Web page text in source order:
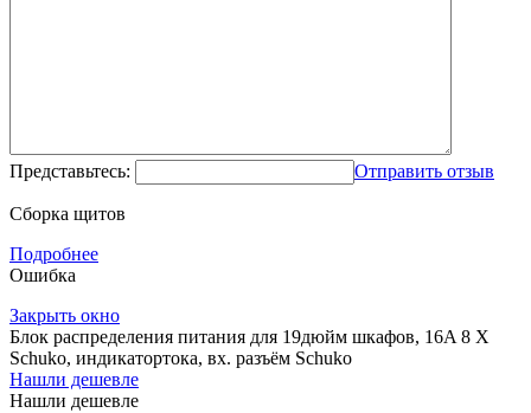
Представьтесь: Отправить отзыв
Сборка щитов
Подробнее
Ошибка
Закрыть окно
Блок распределения питания для 19дюйм шкафов, 16A 8 Х
Schuko, индикатортока, вх. разъём Schuko
Нашли дешевле
Нашли дешевле